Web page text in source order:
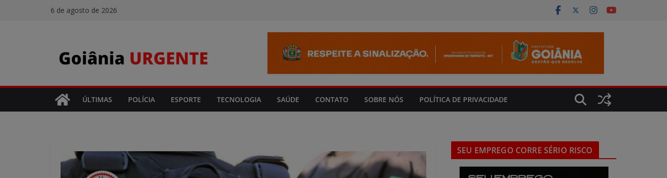
6 de agosto de 2026
ÚLTIMAS POLÍCIA ESPORTE TECNOLOGIA SAÚDE CONTATO SOBRE NÓS POLÍTICA DE PRIVACIDADE
SEU EMPREGO CORRE SÉRIO RISCO